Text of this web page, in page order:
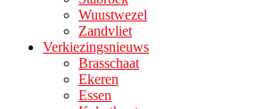
Wuustwezel
Zandvliet
Verkiezingsnieuws
Brasschaat
Ekeren
Essen